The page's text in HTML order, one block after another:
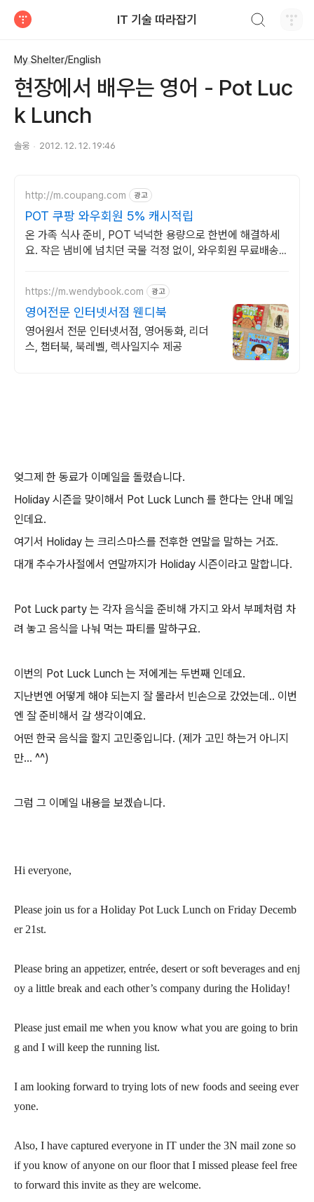
IT 기술 따라잡기
My Shelter/English
현장에서 배우는 영어 - Pot Luc
k Lunch
솔웅 2012. 12. 12. 19:46
http://m.coupang.com 광고
POT 쿠팡 와우회원 5% 캐시적립
온 가족 식사 준비, POT 넉넉한 용량으로 한번에 해결하세
요. 작은 냄비에 넘치던 국물 걱정 없이, 와우회원 무료배송으
https://m.wendybook.com 광고
영어전문 인터넷서점 웬디북
영어원서 전문 인터넷서점, 영어동화, 리더
스, 챕터북, 북레벨, 렉사일지수 제공
엊그제 한 동료가 이메일을 돌렸습니다.
Holiday 시즌을 맞이해서 Pot Luck Lunch 를 한다는 안내 메일
인데요.
여기서 Holiday 는 크리스마스를 전후한 연말을 말하는 거죠.
대개 추수가사절에서 연말까지가 Holiday 시즌이라고 말합니다.
Pot Luck party 는 각자 음식을 준비해 가지고 와서 부페처럼 차
려 놓고 음식을 나눠 먹는 파티를 말하구요.
이번의 Pot Luck Lunch 는 저에게는 두번째 인데요.
지난번엔 어떻게 해야 되는지 잘 몰라서 빈손으로 갔었는데.. 이번
엔 잘 준비해서 갈 생각이예요.
어떤 한국 음식을 할지 고민중입니다. (제가 고민 하는거 아니지
만... ^^)
그럼 그 이메일 내용을 보겠습니다.
Hi everyone,
Please join us for a Holiday Pot Luck Lunch on Friday Decemb
er 21st.
Please bring an appetizer, entrée, desert or soft beverages and enj
oy a little break and each other’s company during the Holiday!
Please just email me when you know what you are going to brin
g and I will keep the running list.
I am looking forward to trying lots of new foods and seeing ever
yone.
Also, I have captured everyone in IT under the 3N mail zone so
if you know of anyone on our floor that I missed please feel free
to forward this invite as they are welcome.